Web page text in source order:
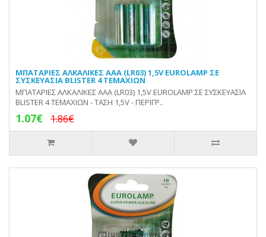
ΜΠΑΤΑΡΙΕΣ ΑΛΚΑΛΙΚΕΣ ΑΑΑ (LR03) 1,5V EUROLAMP ΣΕ
ΣΥΣΚΕΥΑΣΙΑ BLISTER 4 ΤΕΜΑΧΙΩΝ
ΜΠΑΤΑΡΙΕΣ ΑΛΚΑΛΙΚΕΣ ΑΑΑ (LR03) 1,5V EUROLAMP ΣΕ ΣΥΣΚΕΥΑΣΙΑ
BLISTER 4 ΤΕΜΑΧΙΩΝ - ΤΑΣΗ 1,5V - ΠΕΡΙΓΡ..
1.07€ 1.86€